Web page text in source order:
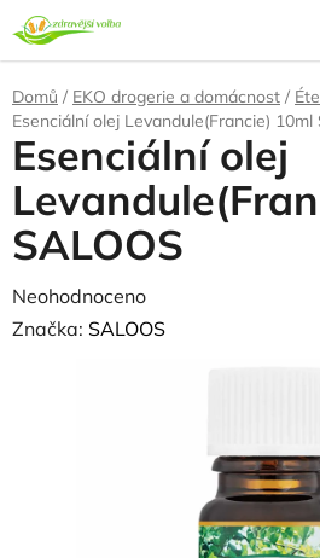
Přejít
na
obsah
Domů / EKO drogerie a domácnost /
Esenciální olej Levandule(Francie) 10ml
Esenciální olej
SALOOS
Průměrné
hodnocení
Neohodnoceno
Značka: SALOOS